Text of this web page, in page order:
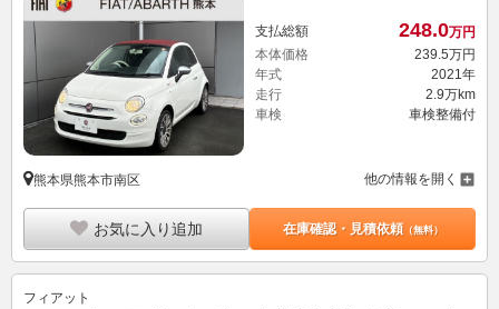
支払総額 248.0万円
本体価格
239. 5万円
年式
2021年
走行
2.9万km
車検
車検整備付
熊本県熊本市南区 他の情報を開く
お気に入り追加 在庫確認・見積依頼（無料）
フィアット